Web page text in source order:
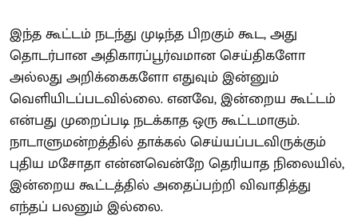
இந்த கூட்டம் நடந்து முடிந்த பிறகும் கூட, அது
தொடர்பான அதிகாரப்பூர்வமான செய்திகளோ
அல்லது அறிக்கைகளோ எதுவும் இன்னும்
வெளியிடப்படவில்லை. எனவே, இன்றைய கூட்டம்
என்பது முறைப்படி நடக்காத ஒரு கூட்டமாகும்.
நாடாளுமன்றத்தில் தாக்கல் செய்யப்படவிருக்கும்
புதிய மசோதா என்னவென்றே தெரியாத நிலையில்,
இன்றைய கூட்டத்தில் அதைப்பற்றி விவாதித்து
எந்தப் பலனும் இல்லை.